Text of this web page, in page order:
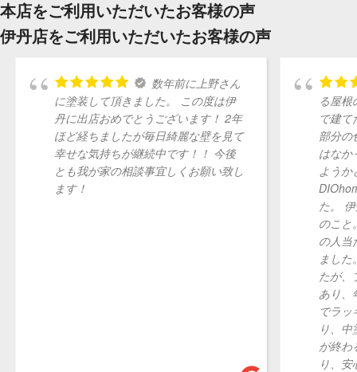
本店をご利用いただいたお客様の声
伊丹店をご利用いただいたお客様の声
数年前に上野さん
に塗装して頂きました。 この度は伊
丹に出店おめでとうございます！ 2年
ほど経ちましたが毎日綺麗な壁を見て
幸せな気持ちが継続中です！！ 今後
とも我が家の相談事宜しくお願い致し
ます！
る屋根
で建て
部分の
はなか
ようか
た。
のこと
の人当
まし
たが、
あり、
でラッ
り、
が終わ
り、